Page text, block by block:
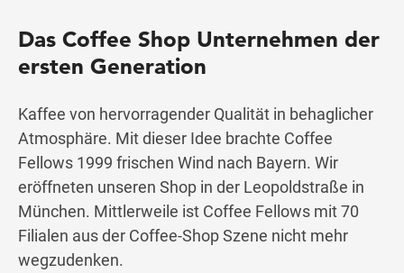
Das Coffee Shop Unternehmen der
ersten Generation
Kaffee von hervorragender Qualität in behaglicher
Atmosphäre. Mit dieser Idee brachte Coffee
Fellows 1999 frischen Wind nach Bayern. Wir
eröffneten unseren Shop in der Leopoldstraße in
München. Mittlerweile ist Coffee Fellows mit 70
Filialen aus der Coffee-Shop Szene nicht mehr
wegzudenken.